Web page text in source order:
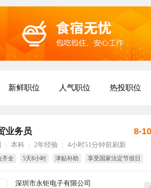
新鲜职位 人气职位 热投职位
业务员
本科 2年经验 4小时51分钟前刷新
齐全 5天8小时 津贴补助
享受国家法定节假日
深圳市永钜电子有限公司
8-
立即沟通